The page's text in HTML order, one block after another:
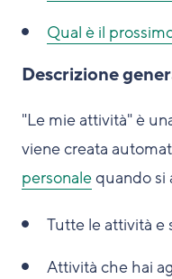
Qual è il
Descrizione
"Le mie attività" è
viene creata
personalequando si
Tutte le attività e
Attività che hai